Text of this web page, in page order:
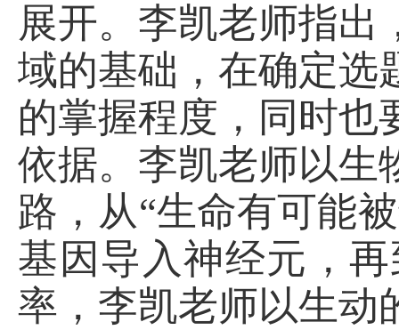
展开。李凯老师指出
域的基础，在确定选
的掌握程度，同时也
依据。李凯老师以生
路，从“生命有可能
基因导入神经元，
率，李凯老师以生动